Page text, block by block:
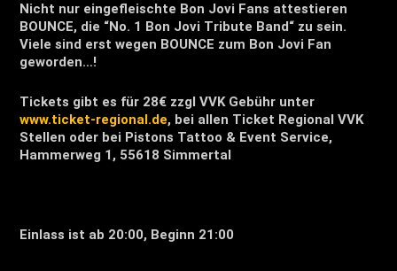
Nicht nur eingefleischte Bon Jovi Fans attestieren
BOUNCE, die “No. 1 Bon Jovi Tribute Band“ zu sein.
Viele sind erst wegen BOUNCE zum Bon Jovi Fan
geworden…!
Tickets gibt es für 28€ zzgl VVK Gebühr unter
www.ticket-regional.de, bei allen Ticket Regional VVK
Stellen oder bei Pistons Tattoo & Event Service,
Hammerweg 1, 55618 Simmertal
Einlass ist ab 20:00, Beginn 21:00